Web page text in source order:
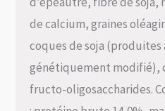
de calcium, graines
coques de soja (produites
génétiquement modifié),
fructo-oligosaccharides.